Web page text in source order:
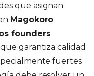
que asignan
Magokoro
founders
garantiza calidad
fuertes